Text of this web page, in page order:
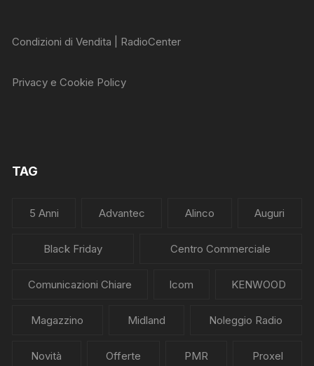
Condizioni di Vendita | RadioCenter
Privacy e Cookie Policy
TAG
5 Anni Advantec Alinco Auguri
Black Friday Centro Commerciale
Comunicazioni Chiare Icom KENWOOD
Magazzino Midland Noleggio Radio
Novità Offerte PMR Proxel